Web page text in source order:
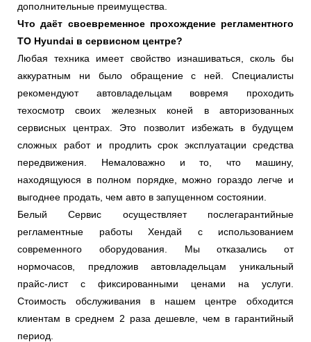
дополнительные преимущества.
Что даёт своевременное прохождение регламентного
ТО Hyundai в сервисном центре?
Любая техника имеет свойство изнашиваться, сколь бы
аккуратным ни было обращение с ней. Специалисты
рекомендуют автовладельцам вовремя проходить
техосмотр своих железных коней в авторизованных
сервисных центрах. Это позволит избежать в будущем
сложных работ и продлить срок эксплуатации средства
передвижения. Немаловажно и то, что машину,
находящуюся в полном порядке, можно гораздо легче и
выгоднее продать, чем авто в запущенном состоянии.
Белый Сервис осуществляет послегарантийные
регламентные работы Хендай с использованием
современного оборудования. Мы отказались от
нормочасов, предложив автовладельцам уникальный
прайс-лист с фиксированными ценами на услуги.
Стоимость обслуживания в нашем центре обходится
клиентам в среднем 2 раза дешевле, чем в гарантийный
период.